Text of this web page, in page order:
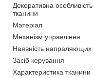
Декоративна особливість
тканини
Матеріал
Механізм управління
Наявність напраляющих
Засіб керування
Характеристика тканини